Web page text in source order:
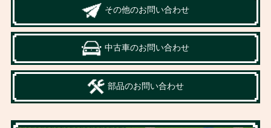
その他のお問い合わせ
中古車のお問い合わせ
部品のお問い合わせ